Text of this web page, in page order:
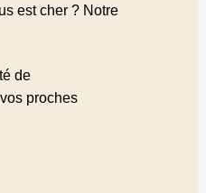
est cher ? Notre
de
proches